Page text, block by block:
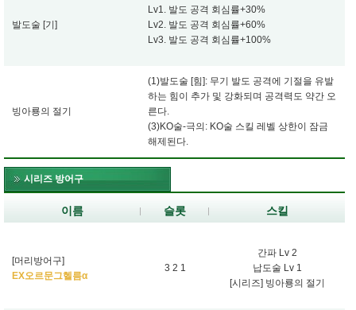
발도술 [기]
Lv1. 발도 공격 회심률+30%
Lv2. 발도 공격 회심률+60%
Lv3. 발도 공격 회심률+100%
빙아룡의 절기
(1)발도술 [힘]: 무기 발도 공격에 기절을 유발
하는 힘이 추가 및 강화되며 공격력도 약간 오
른다.
(3)KO술-극의: KO술 스킬 레벨 상한이 잠금
해제된다.
시리즈 방어구
이름 슬롯 스킬
[머리방어구]
EX오르문그헬름α
3 2 1
간파 Lv 2
납도술 Lv 1
[시리즈] 빙아룡의 절기